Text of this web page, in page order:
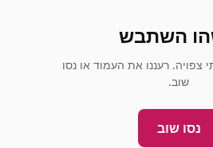
השתבש
צפויה. רעננו את העמוד או נסו
שוב.
נסו שוב